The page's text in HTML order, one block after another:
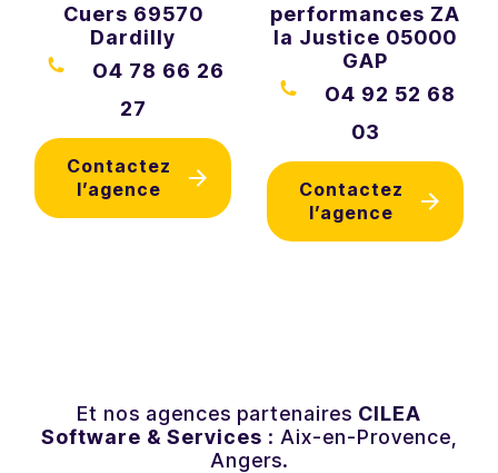
Cuers 69570
Dardilly
O4 78 66 26
27
Contactez
l’agence
performances ZA
la Justice 05000
GAP
O4 92 52 68
03
Contactez
l’agence
Et nos agences partenaires CILEA
Software & Services : Aix-en-Provence,
Angers.